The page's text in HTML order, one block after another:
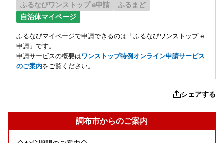
ふるなびワンストップ e申請
ふるまど
自治体マイページ
ふるなびマイページで申請できるのは「ふるなびワンストップ e
申請」です。
申請サービスの概要はワンストップ特例オンライン申請サービス
のご案内をご覧ください。
シェアする
調布市からのご案内